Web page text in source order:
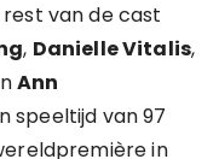
rest van de cast
, Danielle Vitalis,
Ann
speeltijd van 97
in